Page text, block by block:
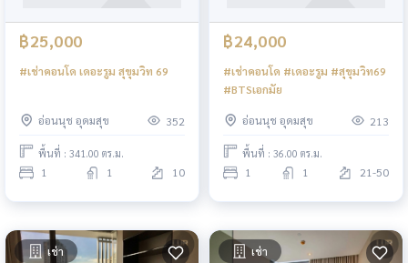
฿25,000
#เช่าคอนโด เดอะรูม สุขุมวิท 69
อ่อนนุช อุดมสุข 352
พื้นที่ : 341.00 ตร.ม.
1 1 10
฿24,000
#เช่าคอนโด #เดอะรูม #สุขุมวิท69
#BTSเอกมัย
อ่อนนุช อุดมสุข 213
พื้นที่ : 36.00 ตร.ม.
1 1 21-50
เช่า เช่า